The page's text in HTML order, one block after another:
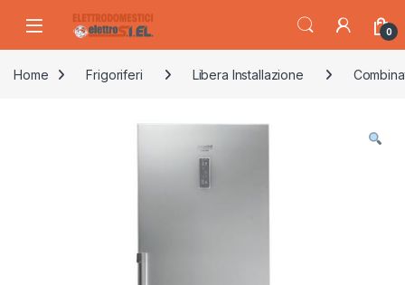
0
Home Frigoriferi Libera Installazione